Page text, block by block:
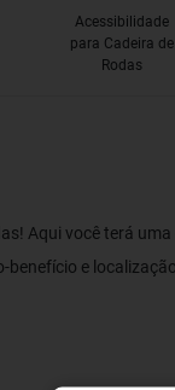
Acessibilidade
para Cadeira de
Rodas
Aqui você terá
benefício e localização.